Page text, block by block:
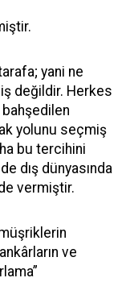
yani ne
değildir. Herkes
bahşedilen
yolunu seçmiş
bu tercihini
dış dünyasında
vermiştir.
ve